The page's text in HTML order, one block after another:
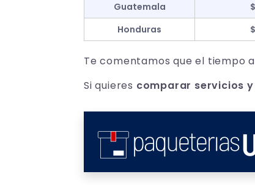
Guatemala
Honduras
Te comentamos que el tiempo
Si quieres comparar servicios